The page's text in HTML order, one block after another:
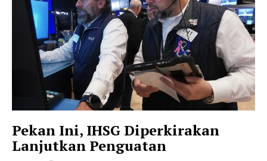
Pekan Ini, IHSG Diperkirakan
Lanjutkan Penguatan